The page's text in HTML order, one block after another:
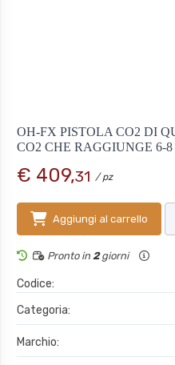
OH-FX PISTOLA CO2 DI
CO2 CHE RAGGIUNGE 6-
€ 409,31 / pz
Aggiungi al carrello
Pronto in 2giorni
Codice:
Categoria:
Marchio: